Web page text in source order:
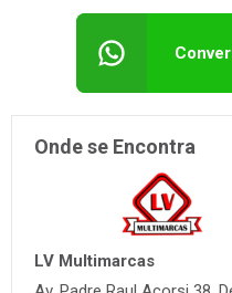
Onde se Encontra
LV Multimarcas